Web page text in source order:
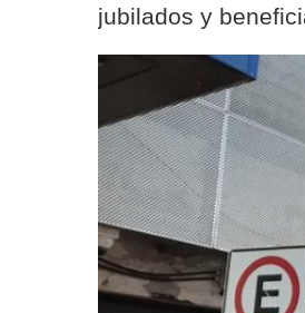
jubilados y